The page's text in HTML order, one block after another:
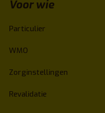
Voor wie
Particulier
WMO
Zorginstellingen
Revalidatie